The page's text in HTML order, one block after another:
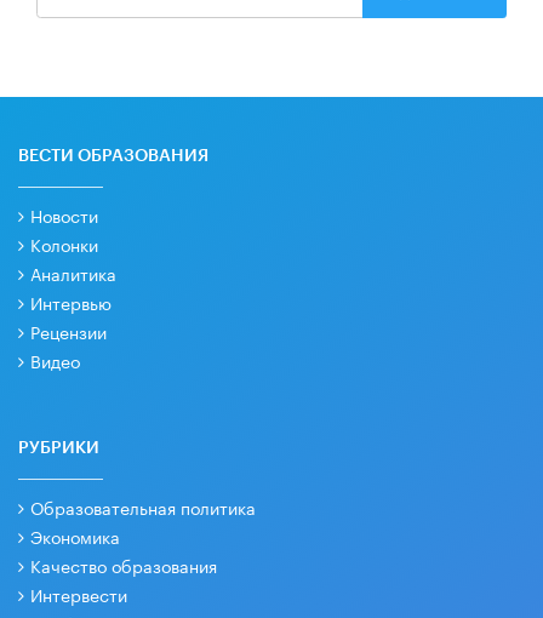
ВЕСТИ ОБРАЗОВАНИЯ
Новости
Колонки
Аналитика
Интервью
Рецензии
Видео
РУБРИКИ
Образовательная политика
Экономика
Качество образования
Интервести